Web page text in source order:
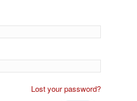
Lost your password?